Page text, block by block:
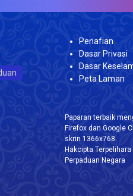
Penafian
Dasar Privasi
Dasar
Peta Laman
Paparan terbaik
Firefox dan Google
skrin 1366x768.
Hakcipta
Perpaduan Negara